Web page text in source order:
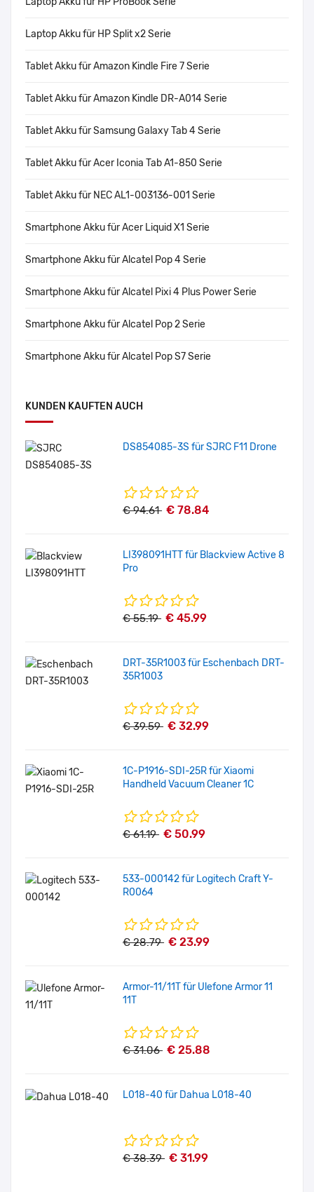
Laptop Akku für HP Split x2 Serie
Tablet Akku für Amazon Kindle Fire 7 Serie
Tablet Akku für Amazon Kindle DR-A014 Serie
Tablet Akku für Samsung Galaxy Tab 4 Serie
Tablet Akku für Acer Iconia Tab A1-850 Serie
Tablet Akku für NEC AL1-003136-001 Serie
Smartphone Akku für Acer Liquid X1 Serie
Smartphone Akku für Alcatel Pop 4 Serie
Smartphone Akku für Alcatel Pixi 4 Plus Power Serie
Smartphone Akku für Alcatel Pop 2 Serie
Smartphone Akku für Alcatel Pop S7 Serie
KUNDEN KAUFTEN AUCH
DS854085-3S für SJRC F11 Drone
€ 94.61 € 78.84
LI398091HTT für Blackview Active 8
Pro
€ 55.19 € 45.99
DRT-35R1003 für Eschenbach DRT-
35R1003
€ 39.59 € 32.99
1C-P1916-SDI-25R für Xiaomi
Handheld Vacuum Cleaner 1C
€ 61.19 € 50.99
533-000142 für Logitech Craft Y-
R0064
€ 28.79 € 23.99
Armor-11/11T für Ulefone Armor 11
11T
€ 31.06 € 25.88
L018-40 für Dahua L018-40
€ 38.39 € 31.99